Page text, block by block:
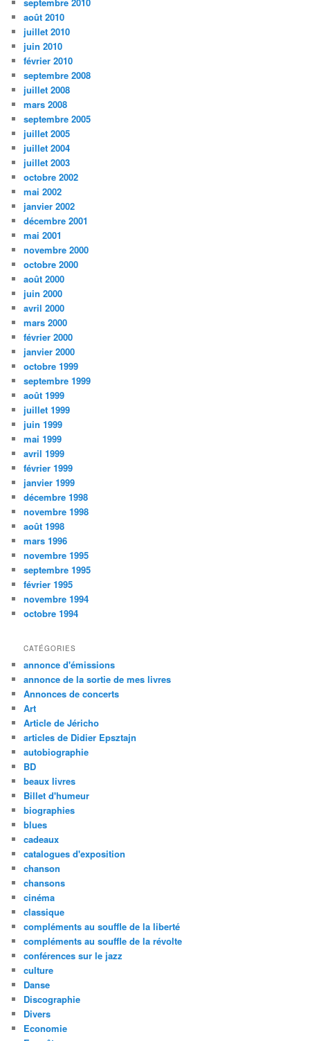
août 2010
juillet 2010
juin 2010
février 2010
septembre 2008
juillet 2008
mars 2008
septembre 2005
juillet 2005
juillet 2004
juillet 2003
octobre 2002
mai 2002
janvier 2002
décembre 2001
mai 2001
novembre 2000
octobre 2000
août 2000
juin 2000
avril 2000
mars 2000
février 2000
janvier 2000
octobre 1999
septembre 1999
août 1999
juillet 1999
juin 1999
mai 1999
avril 1999
février 1999
janvier 1999
décembre 1998
novembre 1998
août 1998
mars 1996
novembre 1995
septembre 1995
février 1995
novembre 1994
octobre 1994
CATÉGORIES
annonce d'émissions
annonce de la sortie de mes livres
Annonces de concerts
Art
Article de Jéricho
articles de Didier Epsztajn
autobiographie
BD
beaux livres
Billet d'humeur
biographies
blues
cadeaux
catalogues d'exposition
chanson
chansons
cinéma
classique
compléments au souffle de la liberté
compléments au souffle de la révolte
conférences sur le jazz
culture
Danse
Discographie
Divers
Economie